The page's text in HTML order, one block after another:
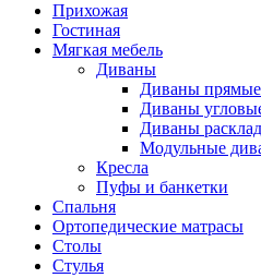
Прихожая
Гостиная
Мягкая мебель
Диваны
Диваны прямые
Диваны
Диваны
Модульные
Кресла
Пуфы и банкетки
Спальня
Ортопедические матрасы
Столы
Стулья